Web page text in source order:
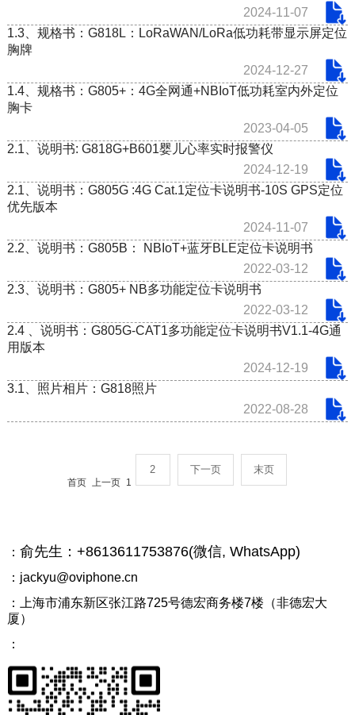
2024-11-07
1.3、规格书：G818L：LoRaWAN/LoRa低功耗带显示屏定位
胸牌
2024-12-27
1.4、规格书：G805+：4G全网通+NBIoT低功耗室内外定位
胸卡
2023-04-05
2.1、说明书: G818G+B601婴儿心率实时报警仪
2024-12-19
2.1、说明书：G805G :4G Cat.1定位卡说明书-10S GPS定位
优先版本
2024-11-07
2.2、说明书：G805B： NBIoT+蓝牙BLE定位卡说明书
2022-03-12
2.3、说明书：G805+ NB多功能定位卡说明书
2022-03-12
2.4 、说明书：G805G-CAT1多功能定位卡说明书V1.1-4G通
用版本
2024-12-19
3.1、照片相片：G818照片
2022-08-28
首页 上一页 1
2 下一页 末页
： 俞先生：+8613611753876(微信, WhatsApp)
：jackyu@oviphone.cn
：上海市浦东新区张江路725号德宏商务楼7楼（非德宏大
厦）
：